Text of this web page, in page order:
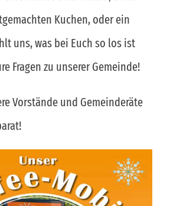
Kuchen, oder ein
uns, was bei Euch so los ist
Fragen zu unserer Gemeinde!
Vorstände und Gemeinderäte